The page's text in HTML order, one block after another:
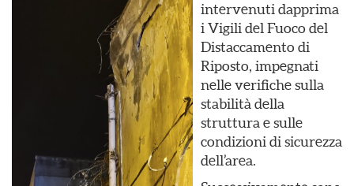
intervenuti dapprima
i Vigili del Fuoco del
Distaccamento di
Riposto, impegnati
nelle verifiche sulla
stabilità della
struttura e sulle
condizioni di sicurezza
dell’area.